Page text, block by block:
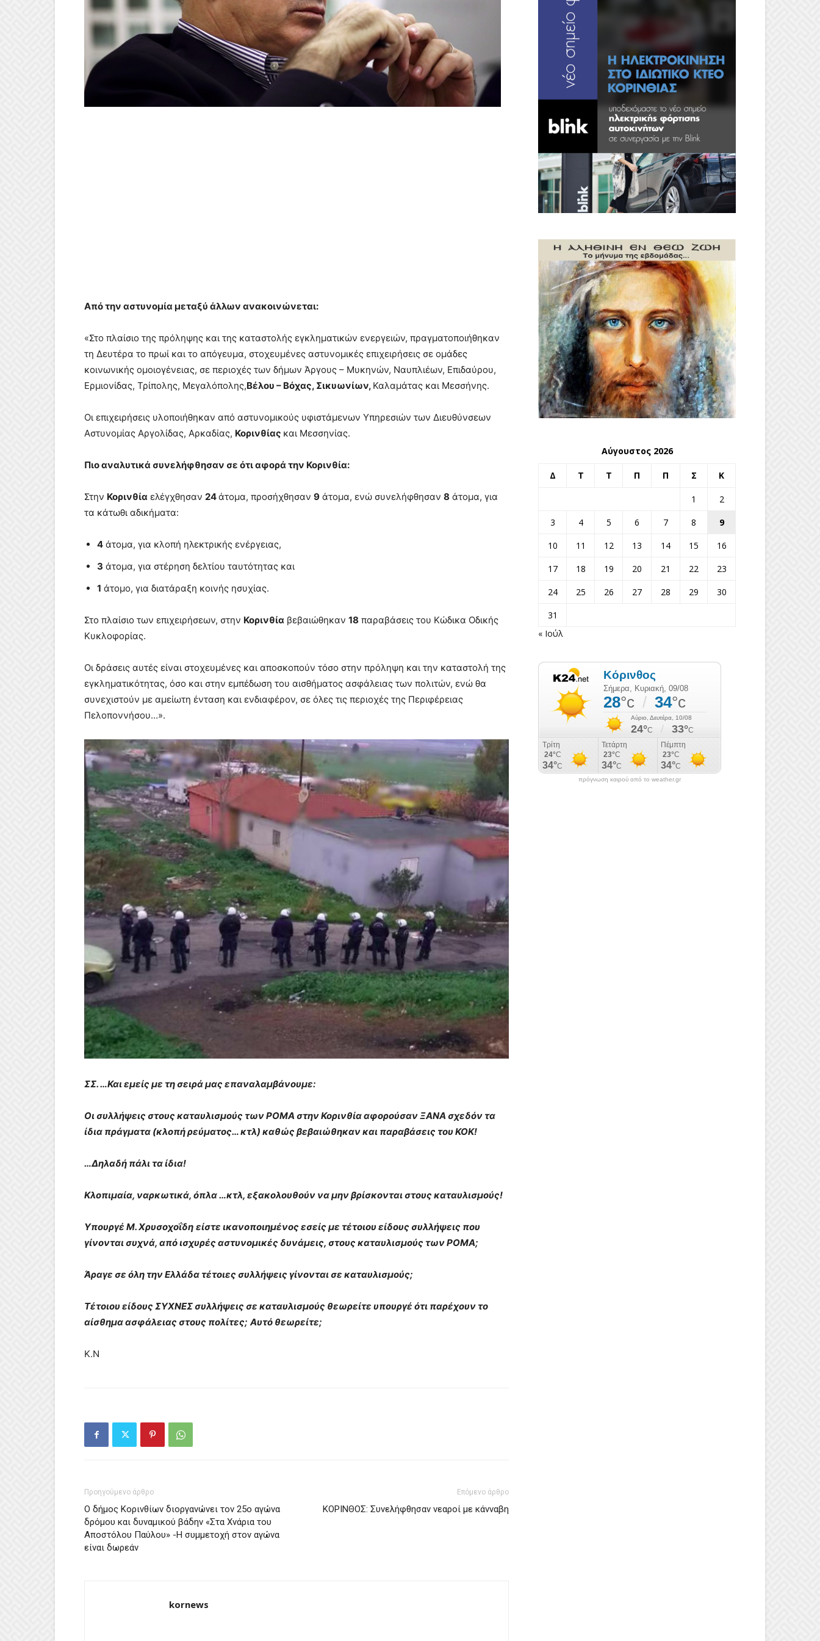
Από την αστυνομία μεταξύ άλλων ανακοινώνεται:
«Στο πλαίσιο της πρόληψης και της καταστολής εγκληματικών ενεργειών, πραγματοποιήθηκαν
τη Δευτέρα το πρωί και το απόγευμα, στοχευμένες αστυνομικές επιχειρήσεις σε ομάδες
κοινωνικής ομοιογένειας, σε περιοχές των δήμων Άργους – Μυκηνών, Ναυπλιέων, Επιδαύρου,
Ερμιονίδας, Τρίπολης, Μεγαλόπολης,Βέλου – Βόχας, Σικυωνίων, Καλαμάτας και Μεσσήνης.
Οι επιχειρήσεις υλοποιήθηκαν από αστυνομικούς υφιστάμενων Υπηρεσιών των Διευθύνσεων
Αστυνομίας Αργολίδας, Αρκαδίας, Κορινθίας και Μεσσηνίας.
Πιο αναλυτικά συνελήφθησαν σε ότι αφορά την Κορινθία:
Στην Κορινθία ελέγχθησαν 24άτομα, προσήχθησαν 9 άτομα, ενώ συνελήφθησαν 8 άτομα, για
τα κάτωθι αδικήματα:
4 άτομα, για κλοπή ηλεκτρικής ενέργειας,
3 άτομα, για στέρηση δελτίου ταυτότητας και
1 άτομο, για διατάραξη κοινής ησυχίας.
Στο πλαίσιο των επιχειρήσεων, στην Κορινθία βεβαιώθηκαν 18 παραβάσεις του Κώδικα Οδικής
Κυκλοφορίας.
Οι δράσεις αυτές είναι στοχευμένες και αποσκοπούν τόσο στην πρόληψη και την καταστολή της
εγκληματικότητας, όσο και στην εμπέδωση του αισθήματος ασφάλειας των πολιτών, ενώ θα
συνεχιστούν με αμείωτη ένταση και ενδιαφέρον, σε όλες τις περιοχές της Περιφέρειας
Πελοποννήσου…».
ΣΣ. …Και εμείς με τη σειρά μας επαναλαμβάνουμε:
Οι συλλήψεις στους καταυλισμούς των ΡΟΜΑ στην Κορινθία αφορούσαν ΞΑΝΑ σχεδόν τα
ίδια πράγματα (κλοπή ρεύματος… κτλ) καθώς βεβαιώθηκαν και παραβάσεις του ΚΟΚ!
…Δηλαδή πάλι τα ίδια!
Κλοπιμαία, ναρκωτικά, όπλα …κτλ, εξακολουθούν να μην βρίσκονται στους καταυλισμούς!
Υπουργέ Μ. Χρυσοχοΐδη είστε ικανοποιημένος εσείς με τέτοιου είδους συλλήψεις που
γίνονται συχνά, από ισχυρές αστυνομικές δυνάμεις, στους καταυλισμούς των ΡΟΜΑ;
Άραγε σε όλη την Ελλάδα τέτοιες συλλήψεις γίνονται σε καταυλισμούς;
Τέτοιου είδους ΣΥΧΝΕΣ συλλήψεις σε καταυλισμούς θεωρείτε υπουργέ ότι παρέχουν το
αίσθημα ασφάλειας στους πολίτες; Αυτό θεωρείτε;
Κ.Ν
Προηγούμενο άρθρο
Ο δήμος Κορινθίων διοργανώνει τον 25ο αγώνα
δρόμου και δυναμικού βάδην «Στα Χνάρια του
Αποστόλου Παύλου» -Η συμμετοχή στον αγώνα
είναι δωρεάν
Επόμενο άρθρο
ΚΟΡΙΝΘΟΣ: Συνελήφθησαν νεαροί με κάνναβη
kornews
Αύγουστος 2026
Δ Τ Τ Π Π Σ Κ
1
2
3
4 5 6 7 8
9
10
11 12 13 14 15
16
17
18 19 20 21 22
23
24
25 26 27 28 29
30
31
« Ιούλ
πρόγνωση καιρού από το weather.gr